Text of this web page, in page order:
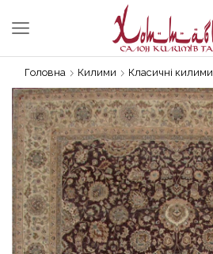
Головна Килими Класичні килими